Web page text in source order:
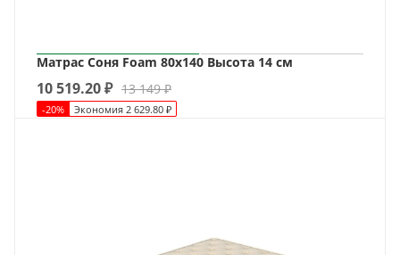
Матрас Соня Foam 80х140 Высота 14 см
10 519.20₽ 13 149₽
-20% Экономия 2 629.80 ₽